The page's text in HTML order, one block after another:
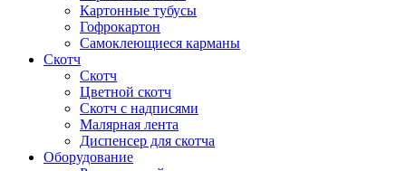
Картонные тубусы
Гофрокартон
Самоклеющиеся карманы
Скотч
Скотч
Цветной скотч
Скотч с надписями
Малярная лента
Диспенсер для скотча
Оборудование